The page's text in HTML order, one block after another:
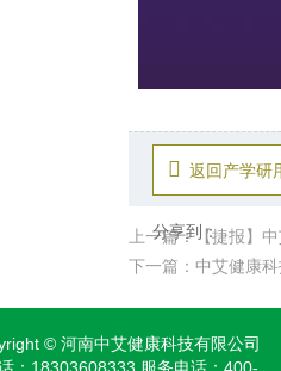
返回产学研
分享到：
上一篇：【捷报】
下一篇：中艾健康
© 河南中艾健康科技有限公司